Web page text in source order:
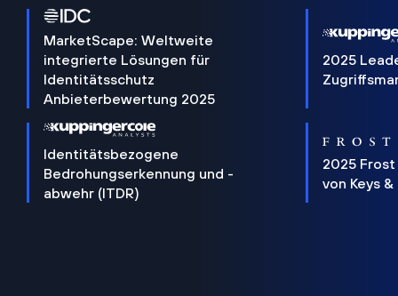
MarketScape: Weltweite
integrierte Lösungen für
Identitätsschutz
Anbieterbewertung 2025
2025
Identitätsbezogene
Bedrohungserkennung und -
abwehr (ITDR)
2025 Frost
von Keys